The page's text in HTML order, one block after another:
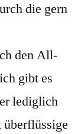
die gern
den All-
gibt es
lediglich